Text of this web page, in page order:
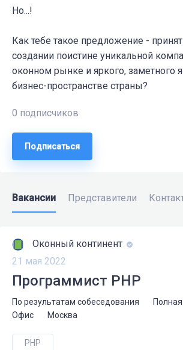
Но...!
Как тебе такое предложение -
создании поистине уникальной
оконном рынке и яркого, заметного
бизнес-пространстве страны?
0 подписчиков
Подписаться
Вакансии Представители
Оконный континент
21 мая 2022
Программист PHP
По результатам собеседования
Офис
Москва
PHP